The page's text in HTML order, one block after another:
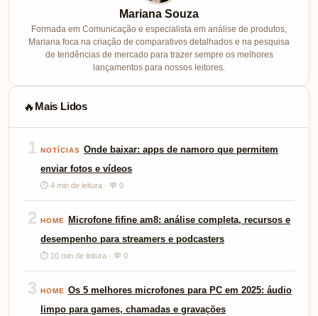
Mariana Souza
Formada em Comunicação e especialista em análise de produtos,
Mariana foca na criação de comparativos detalhados e na pesquisa
de tendências de mercado para trazer sempre os melhores
lançamentos para nossos leitores.
🔥 Mais Lidos
1 NOTÍCIAS Onde baixar: apps de namoro que permitem
enviar fotos e vídeos
⏱ 4 min de leitura · 💬 0
2 HOME
Microfone fifine am8: análise completa, recursos e
desempenho para streamers e podcasters
⏱ 10 min de leitura · 💬 0
3 HOME
Os 5 melhores microfones para PC em 2025: áudio
limpo para games, chamadas e gravações